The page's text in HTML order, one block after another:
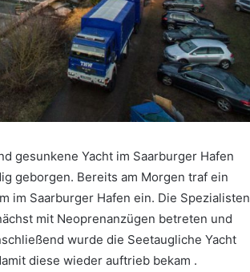
gesunkene Yacht im Saarburger Hafen
geborgen. Bereits am Morgen traf ein
im Saarburger Hafen ein. Die Spezialisten
mit Neoprenanzügen betreten und
wurde die Seetaugliche Yacht
diese wieder auftrieb bekam .